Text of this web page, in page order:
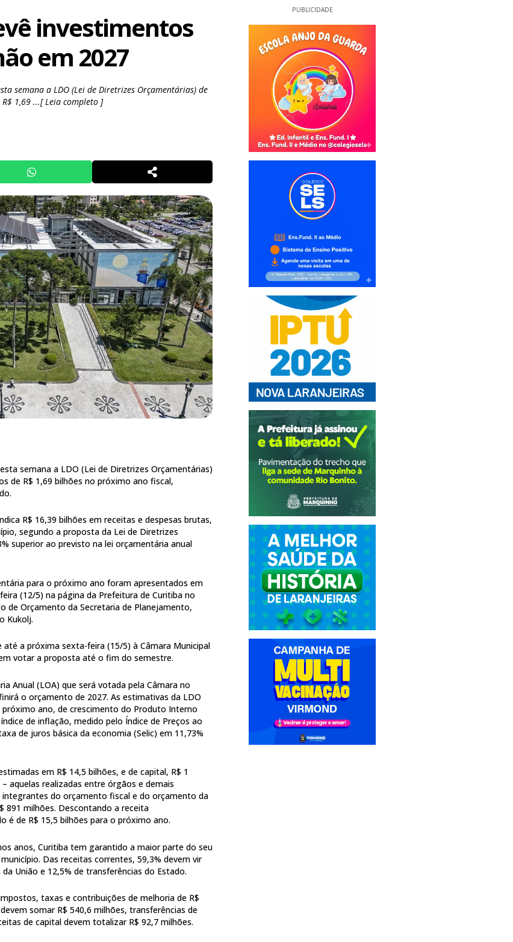
investimentos
em 2027
semana a LDO (Lei de Diretrizes Orçamentárias) de
1,69 ...[ Leia completo ]
semana a LDO (Lei de Diretrizes Orçamentárias)
de R$ 1,69 bilhões no próximo ano fiscal,
R$ 16,39 bilhões em receitas e despesas brutas,
segundo a proposta da Lei de Diretrizes
superior ao previsto na lei orçamentária anual
para o próximo ano foram apresentados em
(12/5) na página da Prefeitura de Curitiba no
de Orçamento da Secretaria de Planejamento,
Kukolj.
a próxima sexta-feira (15/5) à Câmara Municipal
votar a proposta até o fim do semestre.
Anual (LOA) que será votada pela Câmara no
o orçamento de 2027. As estimativas da LDO
ano, de crescimento do Produto Interno
de inflação, medido pelo Índice de Preços ao
de juros básica da economia (Selic) em 11,73%
em R$ 14,5 bilhões, e de capital, R$ 1
aquelas realizadas entre órgãos e demais
integrantes do orçamento fiscal e do orçamento da
891 milhões. Descontando a receita
é de R$ 15,5 bilhões para o próximo ano.
anos, Curitiba tem garantido a maior parte do seu
Das receitas correntes, 59,3% devem vir
União e 12,5% de transferências do Estado.
taxas e contribuições de melhoria de R$
somar R$ 540,6 milhões, transferências de
de capital devem totalizar R$ 92,7 milhões.
PUBLICIDADE